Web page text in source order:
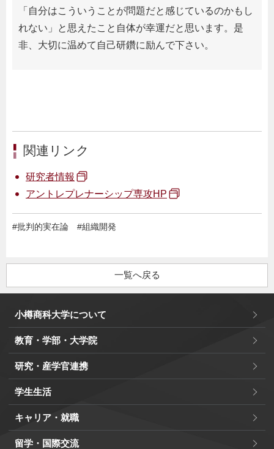
「自分はこういうことが問題だと感じているのかもし
れない」と思えたこと自体が幸運だと思います。是
非、大切に温めて自己研鑽に励んで下さい。
関連リンク
研究者情報
アントレプレナーシップ専攻HP
#批判的実在論 #組織開発
一覧へ戻る
小樽商科大学について
教育・学部・大学院
研究・産学官連携
学生生活
キャリア・就職
留学・国際交流